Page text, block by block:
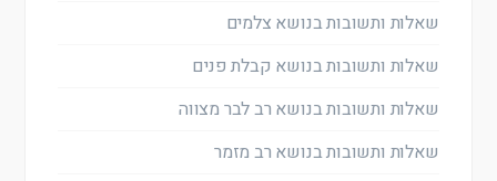
שאלות ותשובות בנושא צלמים
שאלות ותשובות בנושא קבלת פנים
שאלות ותשובות בנושא רב לבר מצווה
שאלות ותשובות בנושא רב מזמר